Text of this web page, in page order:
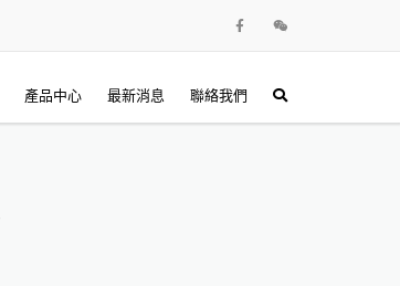
產品中心 最新消息 聯絡我們